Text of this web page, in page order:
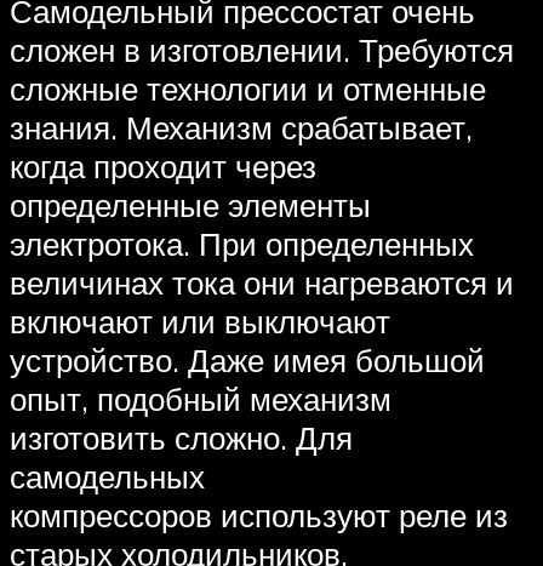
Самодельный прессостат очень
сложен в изготовлении. Требуются
сложные технологии и отменные
знания. Механизм срабатывает,
когда проходит через
определенные элементы
электротока. При определенных
величинах тока они нагреваются и
включают или выключают
устройство. Даже имея большой
опыт, подобный механизм
изготовить сложно. Для
самодельных
компрессоров используют реле из
старых холодильников.